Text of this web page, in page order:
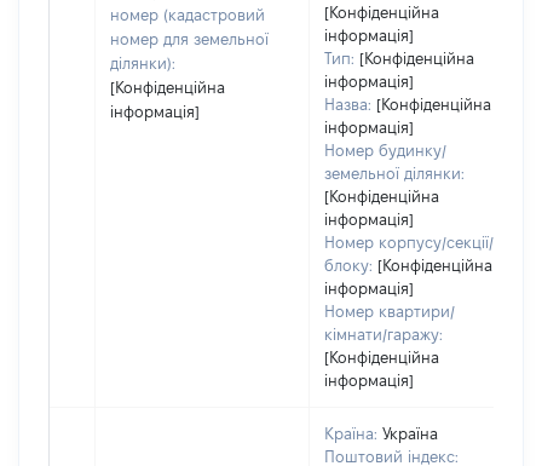
номер (кадастровий
номер для земельної
ділянки):
[Конфіденційна
інформація]
[Конфіденційна
інформація]
Тип: [Конфіденційна
інформація]
Назва: [Конфіденційна
інформація]
Номер будинку/
земельної ділянки:
[Конфіденційна
інформація]
Номер корпусу/секції/
блоку: [Конфіденційна
інформація]
Номер квартири/
кімнати/гаражу:
[Конфіденційна
інформація]
Країна: Україна
Поштовий індекс: